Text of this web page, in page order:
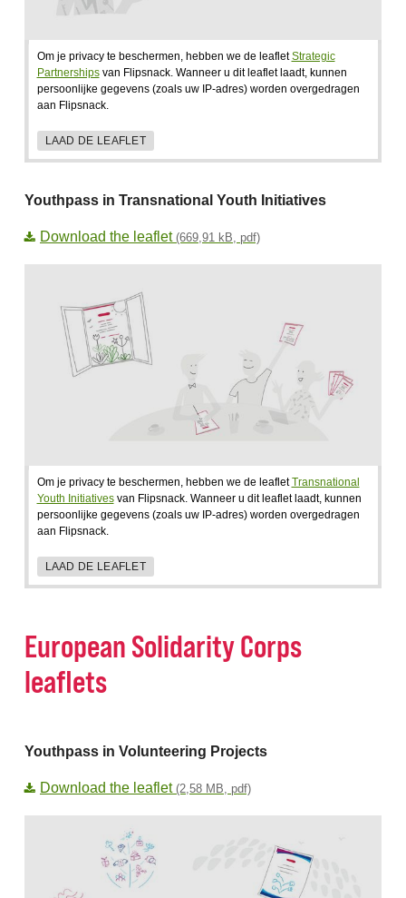
Om je privacy te beschermen, hebben we de leafletStrategic
Partnershipsvan Flipsnack. Wanneer u dit leaflet laadt, kunnen
persoonlijke gegevens (zoals uw IP-adres) worden overgedragen
aan Flipsnack.
LAAD DE LEAFLET
Youthpass in Transnational Youth Initiatives
Download the leaflet (669,91 kB, pdf)
Om je privacy te beschermen, hebben we de leafletTransnational
Youth Initiativesvan Flipsnack. Wanneer u dit leaflet laadt, kunnen
persoonlijke gegevens (zoals uw IP-adres) worden overgedragen
aan Flipsnack.
LAAD DE LEAFLET
European Solidarity Corps
leaflets
Youthpass in Volunteering Projects
Download the leaflet (2,58 MB, pdf)